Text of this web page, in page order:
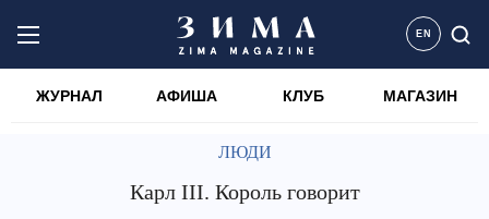
EN
ЖУРНАЛ АФИША КЛУБ МАГАЗИН
ЛЮДИ
Карл III. Король говорит